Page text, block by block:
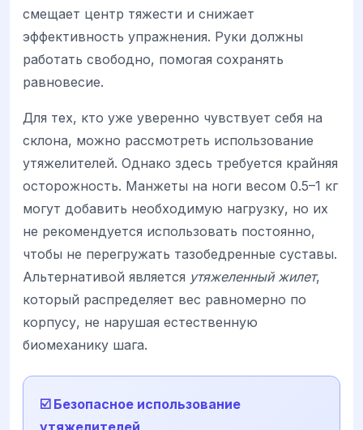
смещает центр тяжести и снижает
эффективность упражнения. Руки должны
работать свободно, помогая сохранять
равновесие.
Для тех, кто уже уверенно чувствует себя на
склона, можно рассмотреть использование
утяжелителей. Однако здесь требуется крайняя
осторожность. Манжеты на ноги весом 0.5–1 кг
могут добавить необходимую нагрузку, но их
не рекомендуется использовать постоянно,
чтобы не перегружать тазобедренные суставы.
Альтернативой является утяжеленный жилет,
который распределяет вес равномерно по
корпусу, не нарушая естественную
биомеханику шага.
☑️ Безопасное использование
утяжелителей